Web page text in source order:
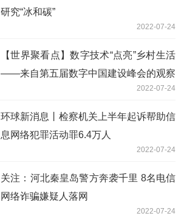
研究“冰和碳”
2022-07-24
【世界聚看点】数字技术“点亮”乡村生活
——来自第五届数字中国建设峰会的观察
2022-07-24
环球新消息丨检察机关上半年起诉帮助信
息网络犯罪活动罪6.4万人
2022-07-24
关注：河北秦皇岛警方奔袭千里 8名电信
网络诈骗嫌疑人落网
2022-07-24